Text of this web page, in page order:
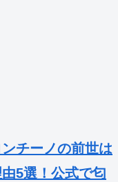
チーノの前世は
5選！公式で匂